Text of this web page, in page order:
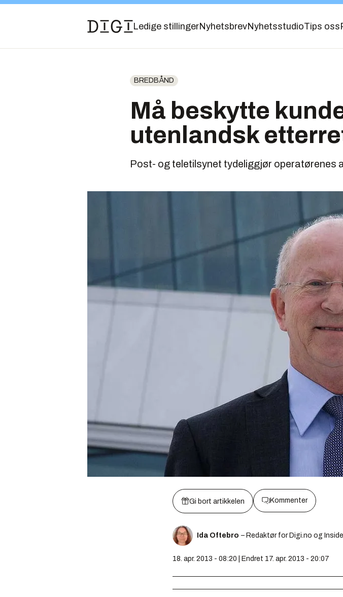
Ledige stillingerNyhetsbrevNyhetsstudioTips oss
BREDBÅND
Må beskytte
utenlandsk
Post- og teletilsynet tydeliggjør operatørenes
Gi bort artikkelen Kommenter
Ida Oftebro – Redaktør for Digi.no og
18. apr. 2013 - 08:20 | Endret 17. apr. 2013 - 20:07